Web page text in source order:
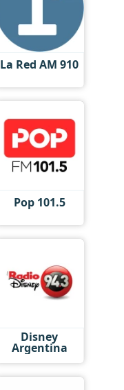
La Red AM 910
Pop 101.5
Disney
Argentina